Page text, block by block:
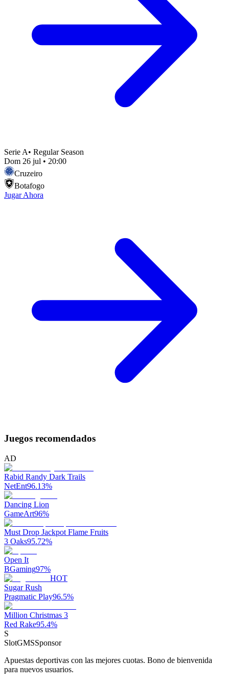
Serie A• Regular Season
Dom 26 jul • 20:00
Cruzeiro
Botafogo
Jugar Ahora
Juegos recomendados
AD
Rabid Randy Dark Trails
NetEnt96.13%
Dancing Lion
GameArt96%
Must Drop Jackpot Flame Fruits
3 Oaks95.72%
Open It
BGaming97%
HOT
Sugar Rush
Pragmatic Play96.5%
Million Christmas 3
Red Rake95.4%
S
SlotGMSSponsor
Apuestas deportivas con las mejores cuotas. Bono de bienvenida
para nuevos usuarios.